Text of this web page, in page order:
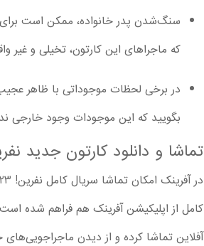
سنگ‌شدن پدر خانواده، ممکن است برای
که ماجراهای این کارتون، تخیلی و غیر
در برخی لحظات موجوداتی با ظاهر عجیب
بگویید که این موجودات وجود خارجی
تماشا و دانلود کارتون جدید
کامل از اپلیکیشن آفرینک هم فراهم شده
آفلاین تماشا کرده و از دیدن